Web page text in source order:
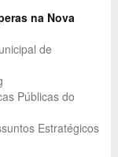
na Nova
de
Públicas do
Estratégicos